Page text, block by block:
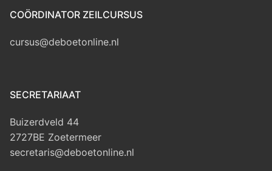
COÖRDINATOR ZEILCURSUS
cursus@deboetonline.nl
SECRETARIAAT
Buizerdveld 44
2727BE Zoetermeer
secretaris@deboetonline.nl